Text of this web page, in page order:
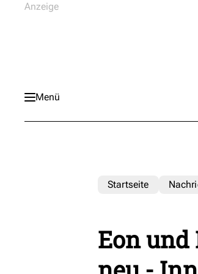
Menü
Startseite
Eon